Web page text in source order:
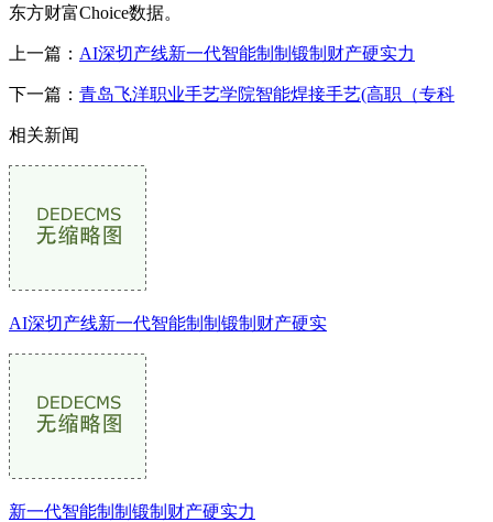
东方财富Choice数据。
上一篇： AI深切产线新一代智能制制锻制财产硬实力
下一篇： 青岛飞洋职业手艺学院智能焊接手艺(高职（专科
相关新闻
AI深切产线新一代智能制制锻制财产硬实
新一代智能制制锻制财产硬实力